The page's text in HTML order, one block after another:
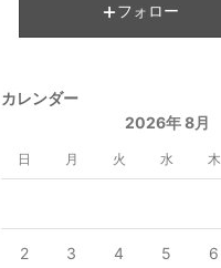
フォロー
カレンダー
2026年 8月
日 月 火 水 木
2 3 4 5 6